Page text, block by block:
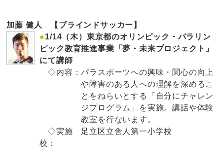
加藤 健人 【ブラインドサッカー】
●1/14（木）東京都のオリンピック・パラリン
ピック教育推進事業「夢・未来プロジェクト」
にて講師
◇内容：パラスポーツへの興味・関心の向上
や障害のある人への理解を深めるこ
とをねらいとする「自分にチャレン
ジプログラム」を実施。講話や体験
教室を行ないます。
◇実施
校：
足立区立舎人第一小学校